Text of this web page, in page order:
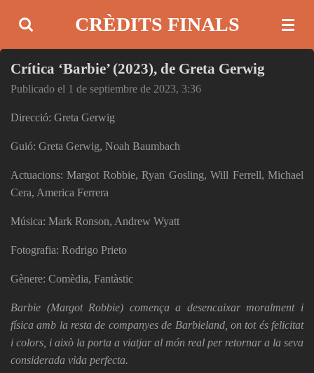
contenido
principal
CRÈDITS FINALS
Crítica ‘Barbie’ (2023), de Greta Gerwig
Publicado el 1 de septiembre de 2023, 3:36
Direcció: Greta Gerwig
Guió: Greta Gerwig, Noah Baumbach
Actuacions: Margot Robbie, Ryan Gosling, Will Ferrell, Michael
Cera, America Ferrera
Música: Mark Ronson, Andrew Wyatt
Fotografia: Rodrigo Prieto
Gènere: Comèdia, Fantàstic
Barbie (Margot Robbie) comença a desencaixar moralment i
física amb la resta de companyes de Barbieland, on tot és felicitat
i colors, i això la porta a viatjar al món real per retornar a la seva
considerada vida perfecta.